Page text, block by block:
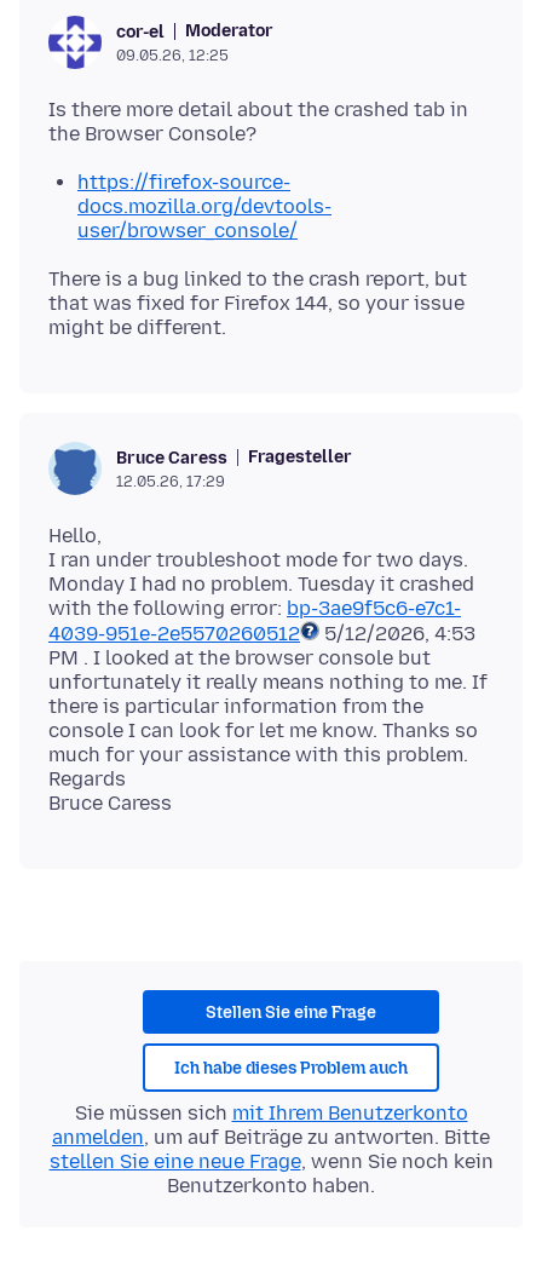
cor-el Moderator
09.05.26, 12:25
Is there more detail about the crashed tab in
https://firefox-source-
docs.mozilla.org/devtools-
user/browser_console/
There is a bug linked to the crash report, but
that was fixed for Firefox 144, so your issue
Bruce Caress Fragesteller
12.05.26, 17:29
Hello,
I ran under troubleshoot mode for two days.
Monday I had no problem. Tuesday it crashed
with the following error: bp-3ae9f5c6-e7c1-
4039-951e-2e5570260512
5/12/2026, 4:53
PM . I looked at the browser console but
unfortunately it really means nothing to me. If
there is particular information from the
console I can look for let me know. Thanks so
much for your assistance with this problem.
Regards
Stellen Sie eine Frage
Ich habe dieses Problem auch
Sie müssen sich mit Ihrem Benutzerkonto
anmelden, um auf Beiträge zu antworten. Bitte
stellen Sie eine neue Frage, wenn Sie noch kein
Benutzerkonto haben.